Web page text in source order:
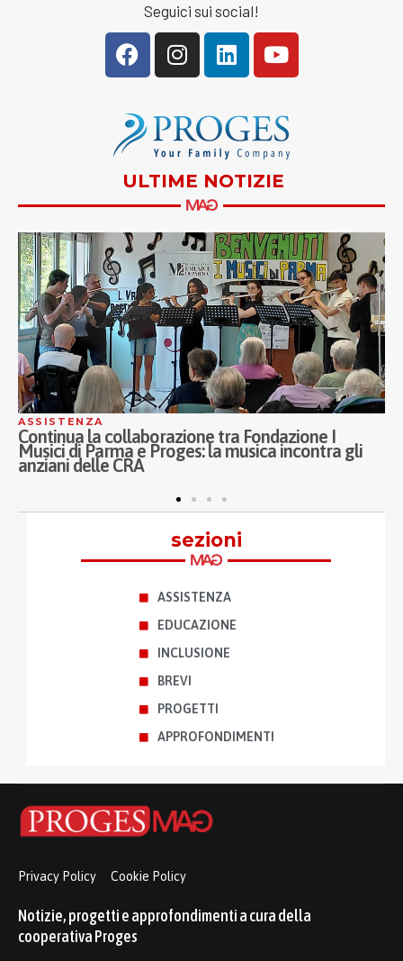
Seguici sui social!
ULTIME NOTIZIE
tra Fondazione I
la musica incontra gli
Inaugurati a Milano i
Porta Nuova, Melloni e
ASST Fatebenefratelli
sezioni
ASSISTENZA
EDUCAZIONE
INCLUSIONE
BREVI
PROGETTI
APPROFONDIMENTI
Privacy Policy Cookie Policy
Notizie, progetti e approfondimenti a cura della
cooperativa Proges